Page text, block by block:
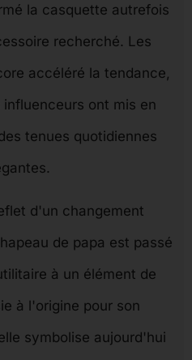
la casquette autrefois
recherché. Les
accéléré la tendance,
ont mis en
tenues quotidiennes
d'un changement
de papa est passé
à un élément de
à l'origine pour son
symbolise aujourd'hui